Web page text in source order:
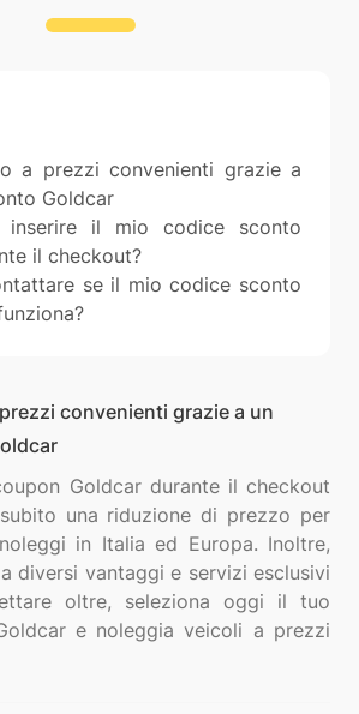
a prezzi convenienti grazie a
Goldcar
inserire il mio codice sconto
il checkout?
se il mio codice sconto
convenienti grazie a un
Goldcar durante il checkout
una riduzione di prezzo per
in Italia ed Europa. Inoltre,
diversi vantaggi e servizi esclusivi
oltre, seleziona oggi il tuo
e noleggia veicoli a prezzi